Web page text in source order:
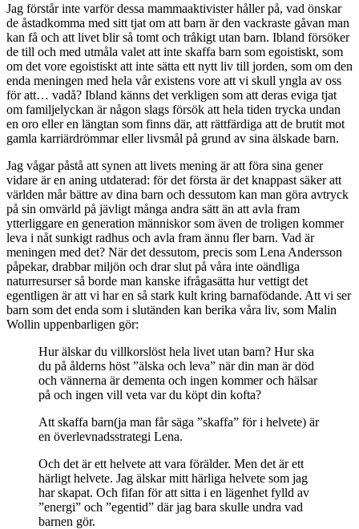
Jag förstår inte varför dessa mammaaktivister håller på, vad önskar
de åstadkomma med sitt tjat om att barn är den vackraste gåvan man
kan få och att livet blir så tomt och tråkigt utan barn. Ibland försöker
de till och med utmåla valet att inte skaffa barn som egoistiskt, som
om det vore egoistiskt att inte sätta ett nytt liv till jorden, som om den
enda meningen med hela vår existens vore att vi skull yngla av oss
för att… vadå? Ibland känns det verkligen som att deras eviga tjat
om familjelyckan är någon slags försök att hela tiden trycka undan
en oro eller en längtan som finns där, att rättfärdiga att de brutit mot
gamla karriärdrömmar eller livsmål på grund av sina älskade barn.
Jag vågar påstå att synen att livets mening är att föra sina gener
vidare är en aning utdaterad: för det första är det knappast säker att
världen mår bättre av dina barn och dessutom kan man göra avtryck
på sin omvärld på jävligt många andra sätt än att avla fram
ytterliggare en generation människor som även de troligen kommer
leva i nåt sunkigt radhus och avla fram ännu fler barn. Vad är
meningen med det? När det dessutom, precis som Lena Andersson
påpekar, drabbar miljön och drar slut på våra inte oändliga
naturresurser så borde man kanske ifrågasätta hur vettigt det
egentligen är att vi har en så stark kult kring barnafödande. Att vi ser
barn som det enda som i slutänden kan berika våra liv, som Malin
Wollin uppenbarligen gör:
Hur älskar du villkorslöst hela livet utan barn? Hur ska
du på ålderns höst ”älska och leva” när din man är död
och vännerna är dementa och ingen kommer och hälsar
på och ingen vill veta var du köpt din kofta?
Att skaffa barn(ja man får säga ”skaffa” för i helvete) är
en överlevnadsstrategi Lena.
Och det är ett helvete att vara förälder. Men det är ett
härligt helvete. Jag älskar mitt härliga helvete som jag
har skapat. Och fifan för att sitta i en lägenhet fylld av
”energi” och ”egentid” där jag bara skulle undra vad
barnen gör.